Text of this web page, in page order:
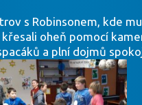
s Robinsonem, kde
oheň pomocí
a plní dojmů